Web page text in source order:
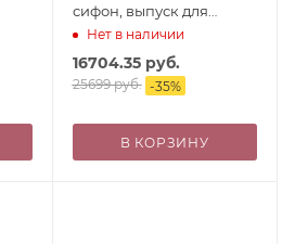
сифон, выпуск для
раковины, хром
Нет в наличии
16704.35руб.
25699руб. -35%
В КОРЗИНУ